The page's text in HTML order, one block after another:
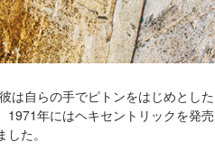
は自らの手でピトンをはじめとし
年にはヘキセントリックを発
た。